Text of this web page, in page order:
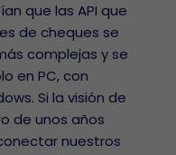
que las API que
de cheques se
complejas y se
en PC, con
Si la visión de
de unos años
nuestros